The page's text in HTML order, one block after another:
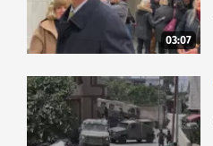
03:07